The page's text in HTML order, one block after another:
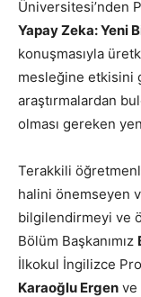
Üniversitesi’nden
Yapay Zeka: Yeni
konuşmasıyla
mesleğine etkisini
araştırmalardan
olması gereken
Terakkili
halini önemseyen
bilgilendirmeyi ve
Bölüm Başkanımız
İlkokul İngilizce
Karaoğlu Ergen ve